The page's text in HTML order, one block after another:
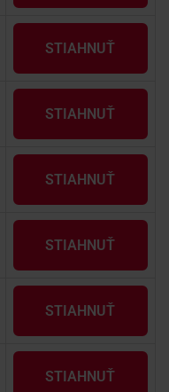
STIAHNUŤ
STIAHNUŤ
STIAHNUŤ
STIAHNUŤ
STIAHNUŤ
STIAHNUŤ